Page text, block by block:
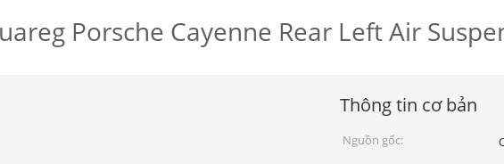
Porsche Cayenne Rear Left Air
Thông tin cơ bản
Nguồn gốc: